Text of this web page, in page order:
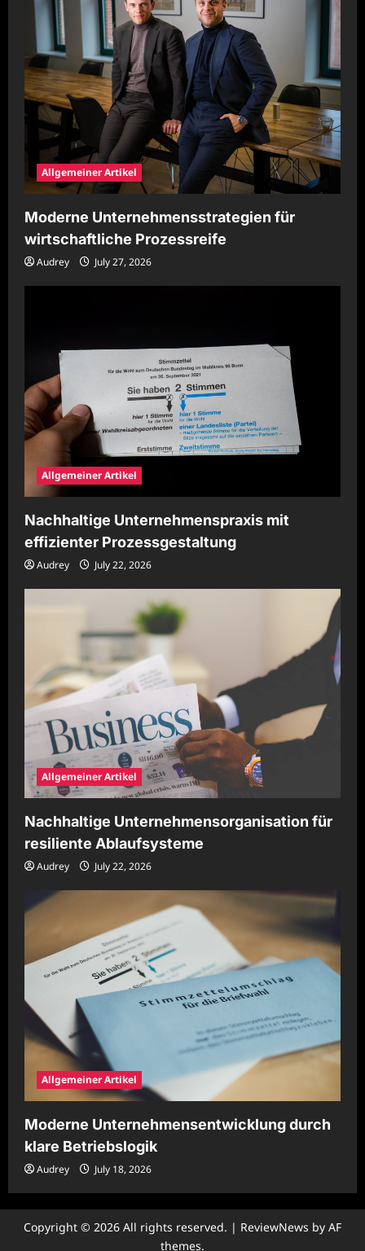
Allgemeiner Artikel
Moderne Unternehmensstrategien für
wirtschaftliche Prozessreife
Audrey July 27, 2026
Allgemeiner Artikel
Nachhaltige Unternehmenspraxis mit
effizienter Prozessgestaltung
Audrey July 22, 2026
Allgemeiner Artikel
Nachhaltige Unternehmensorganisation für
resiliente Ablaufsysteme
Audrey July 22, 2026
Allgemeiner Artikel
Moderne Unternehmensentwicklung durch
klare Betriebslogik
Audrey July 18, 2026
Copyright © 2026 All rights reserved. | ReviewNews by AF
themes.